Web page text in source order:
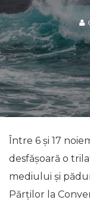
Între 6 şi 17
desfăşoară o
mediului şi
Părţilor la